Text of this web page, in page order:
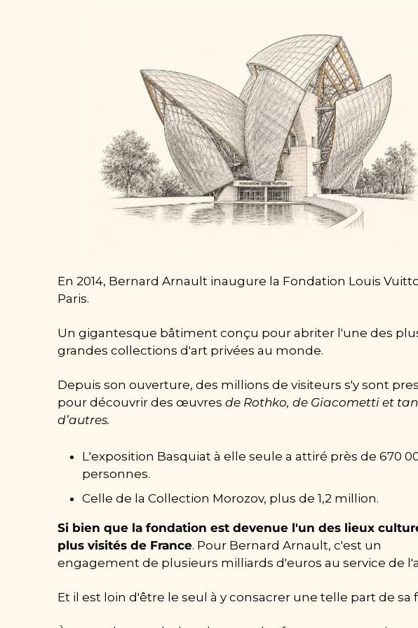
En 2014, Bernard Arnault inaugure la Fondation Louis
Paris.
Un gigantesque bâtiment conçu pour abriter l'une des
grandes collections d'art privées au monde.
Depuis son ouverture, des millions de visiteurs s'y sont
pour découvrir des œuvres de Rothko, de Giacometti et
d’autres.
L'exposition Basquiat à elle seule a attiré près de 670
personnes.
Celle de la Collection Morozov, plus de 1,2 million.
Si bien que la fondation est devenue l'un des lieux
plus visités de France. Pour Bernard Arnault, c'est un
engagement de plusieurs milliards d'euros au service de
Et il est loin d'être le seul à y consacrer une telle part de sa